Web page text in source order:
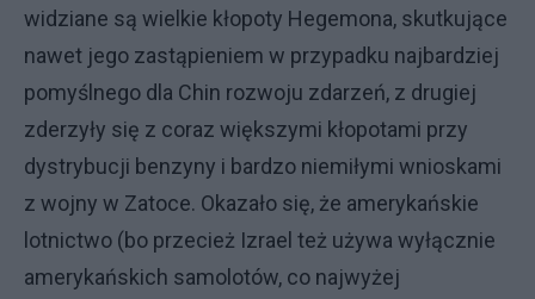
widziane są wielkie kłopoty Hegemona, skutkujące
nawet jego zastąpieniem w przypadku najbardziej
pomyślnego dla Chin rozwoju zdarzeń, z drugiej
zderzyły się z coraz większymi kłopotami przy
dystrybucji benzyny i bardzo niemiłymi wnioskami
z wojny w Zatoce. Okazało się, że amerykańskie
lotnictwo (bo przecież Izrael też używa wyłącznie
amerykańskich samolotów, co najwyżej